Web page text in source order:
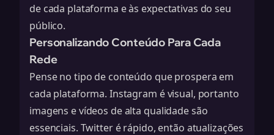
de cada plataforma e às expectativas do seu
público.
Personalizando Conteúdo Para Cada
Rede
Pense no tipo de conteúdo que prospera em
cada plataforma. Instagram é visual, portanto
imagens e vídeos de alta qualidade são
essenciais. Twitter é rápido, então atualizações